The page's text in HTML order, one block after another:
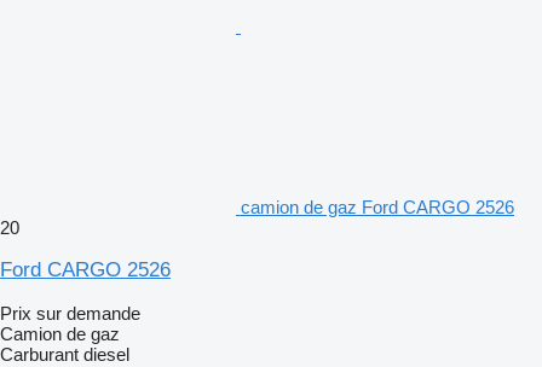
camion de gaz Ford CARGO 2526
20
Ford CARGO 2526
Prix sur demande
Camion de gaz
Carburant diesel